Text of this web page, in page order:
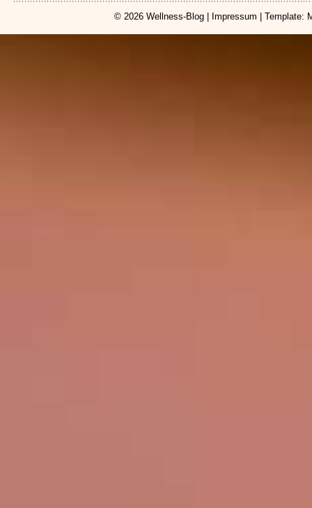
© 2026 Wellness-Blog Impressum | Template: